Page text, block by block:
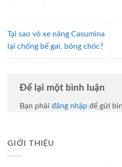
Tại sao vỏ xe nâng Casumina
lại chống bể gai, bông chóc?
Để lại một bình luận
Bạn phải đăng nhập để gửi
GIỚI THIỆU